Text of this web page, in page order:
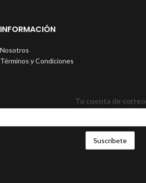
INFORMACIÓN
Nosotros
Términos y Condiciones
Tu cuenta de correo